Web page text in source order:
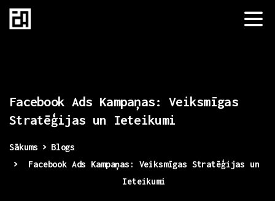
Facebook Ads Kampaņas:
Veiksmīgas
Stratēģijas un Ieteikumi
Sākums
Blogs
Facebook Ads Kampaņas: Veiksmīgas Stratēģijas un
Ieteikumi